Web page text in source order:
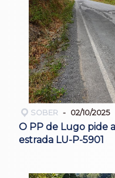
SOBER 02/10/2025
O PP de Lugo pide
estrada LU-P-5901